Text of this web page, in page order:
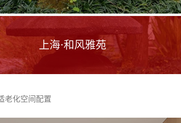
上海·和风雅苑
老化空间配置